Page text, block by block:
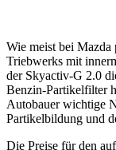
Wie meist bei Mazda
Triebwerks mit
der Skyactiv-G 2.0
Benzin-Partikelfilter
Autobauer wichtige
Partikelbildung und
Die Preise für den